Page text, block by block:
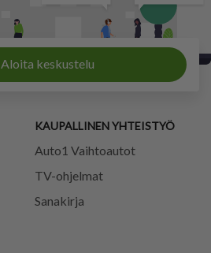
Aloita keskustelu
KAUPALLINEN YHTEISTYÖ
Auto1 Vaihtoautot
TV-ohjelmat
Sanakirja